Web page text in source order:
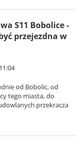
S11 Bobolice -
przejezdna w
od Bobolic, od
tego miasta, do
przekracza